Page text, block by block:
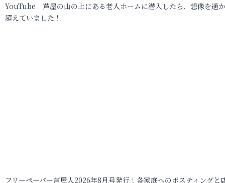
YouTube 芦屋の山の上にある老人ホームに潜入したら、想像を遥
超えていました！
フリーペーパー芦屋人2026年8月号発行！各家庭へのポスティングと